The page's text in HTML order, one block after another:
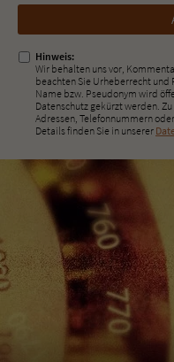
Nicht
ausfüllen!
Hinweis:
Wir behalten uns vor,
beachten Sie Urheberrecht
Name bzw. Pseudonym wird
Datenschutz gekürzt werden.
Adressen, Telefonnummern
Details finden Sie in unserer